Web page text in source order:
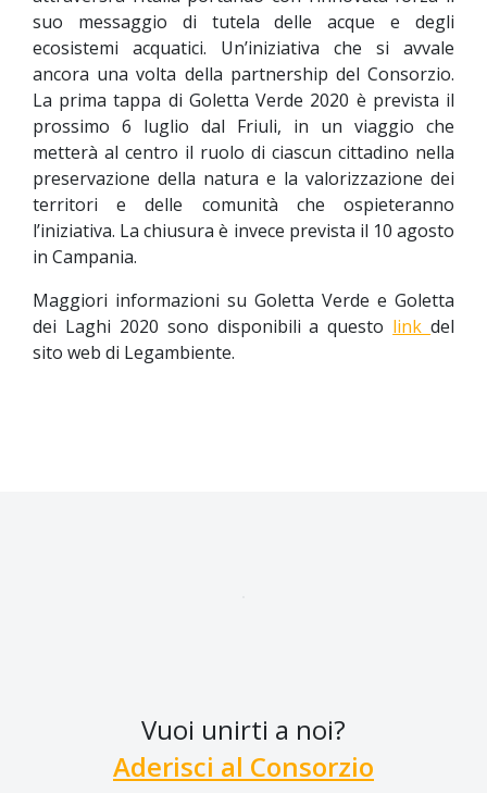
suo messaggio di tutela delle acque e degli
ecosistemi acquatici. Un’iniziativa che si avvale
ancora una volta della partnership del Consorzio.
La prima tappa di Goletta Verde 2020 è prevista il
prossimo 6 luglio dal Friuli, in un viaggio che
metterà al centro il ruolo di ciascun cittadino nella
preservazione della natura e la valorizzazione dei
territori e delle comunità che ospieteranno
l’iniziativa. La chiusura è invece prevista il 10 agosto
in Campania.
Maggiori informazioni su Goletta Verde e Goletta
dei Laghi 2020 sono disponibili a questo link del
sito web di Legambiente.
Vuoi unirti a noi?
Aderisci al Consorzio